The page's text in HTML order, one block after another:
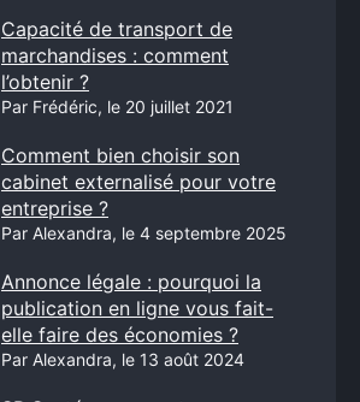
Capacité de transport de
marchandises : comment
l’obtenir ?
Par Frédéric, le 20 juillet 2021
Comment bien choisir son
cabinet externalisé pour votre
entreprise ?
Par Alexandra, le 4 septembre 2025
Annonce légale : pourquoi la
publication en ligne vous fait-
elle faire des économies ?
Par Alexandra, le 13 août 2024